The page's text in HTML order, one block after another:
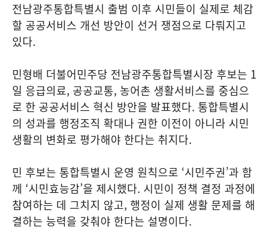
전남광주통합특별시 출범 이후 시민들이 실제로 체감
할 공공서비스 개선 방안이 선거 쟁점으로 다뤄지고
있다.
민형배 더불어민주당 전남광주통합특별시장 후보는 1
일 응급의료, 공공교통, 농어촌 생활서비스를 중심으
로 한 공공서비스 혁신 방안을 발표했다. 통합특별시
의 성과를 행정조직 확대나 권한 이전이 아니라 시민
생활의 변화로 평가해야 한다는 취지다.
민 후보는 통합특별시 운영 원칙으로 ‘시민주권’과 함
께 ‘시민효능감’을 제시했다. 시민이 정책 결정 과정에
참여하는 데 그치지 않고, 행정이 실제 생활 문제를 해
결하는 능력을 갖춰야 한다는 설명이다.